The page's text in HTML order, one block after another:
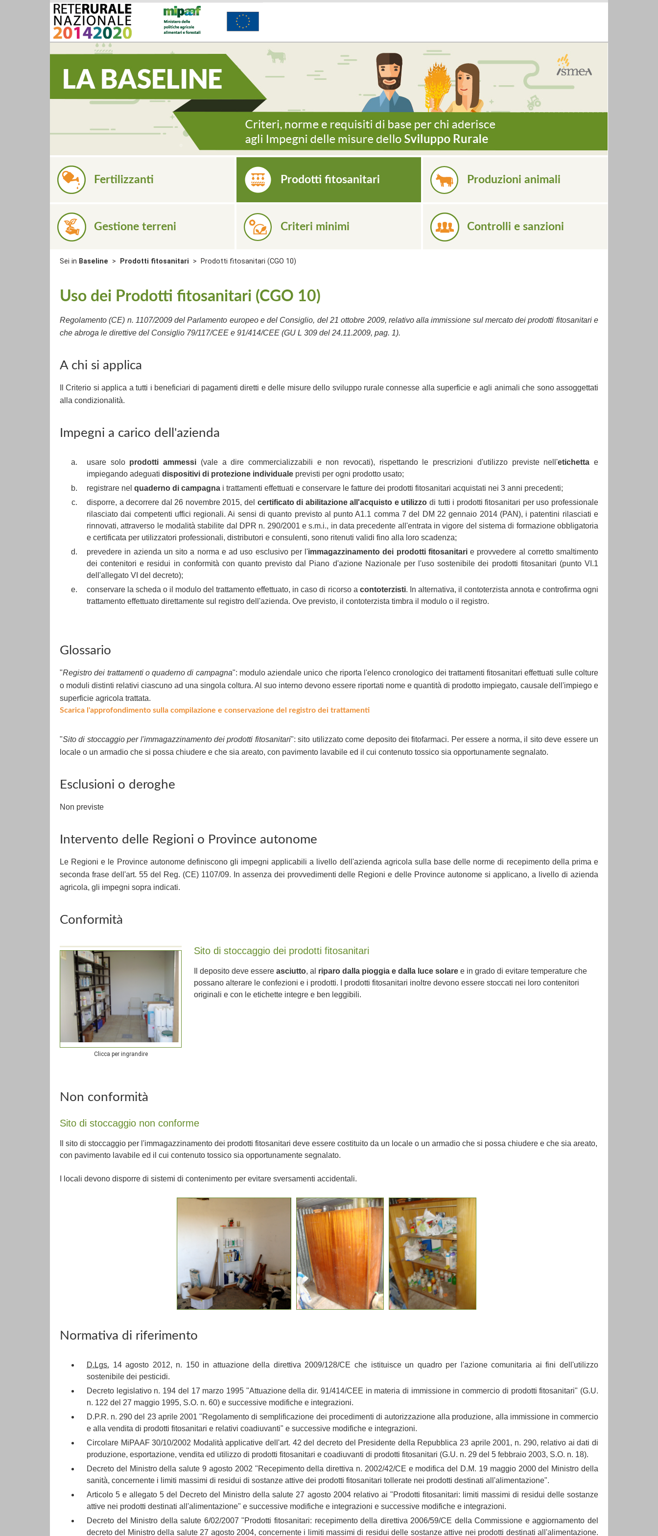
Fertilizzanti Prodotti fitosanitari Produzioni animali
Gestione terreni Criteri minimi Controlli e sanzioni
Sei in Baseline > Prodotti fitosanitari > Prodotti fitosanitari (CGO 10)
Uso dei Prodotti fitosanitari (CGO 10)
Regolamento (CE) n. 1107/2009 del Parlamento europeo e del Consiglio, del 21 ottobre 2009, relativo alla immissione sul mercato dei prodotti fitosanitari e
che abroga le direttive del Consiglio 79/117/CEE e 91/414/CEE (GU L 309 del 24.11.2009, pag. 1).
A chi si applica
Il Criterio si applica a tutti i beneficiari di pagamenti diretti e delle misure dello sviluppo rurale connesse alla superficie e agli animali che sono assoggettati
alla condizionalità.
Impegni a carico dell'azienda
usare solo prodotti ammessi (vale a dire commercializzabili e non revocati), rispettando le prescrizioni d'utilizzo previste nell'etichetta e
impiegando adeguati dispositivi di protezione individuale previsti per ogni prodotto usato;
registrare nel quaderno di campagna i trattamenti effettuati e conservare le fatture dei prodotti fitosanitari acquistati nei 3 anni precedenti;
disporre, a decorrere dal 26 novembre 2015, del certificato di abilitazione all'acquisto e utilizzo di tutti i prodotti fitosanitari per uso professionale
rilasciato dai competenti uffici regionali. Ai sensi di quanto previsto al punto A1.1 comma 7 del DM 22 gennaio 2014 (PAN), i patentini rilasciati e
rinnovati, attraverso le modalità stabilite dal DPR n. 290/2001 e s.m.i., in data precedente all'entrata in vigore del sistema di formazione obbligatoria
e certificata per utilizzatori professionali, distributori e consulenti, sono ritenuti validi fino alla loro scadenza;
prevedere in azienda un sito a norma e ad uso esclusivo per l'immagazzinamento dei prodotti fitosanitarie provvedere al corretto smaltimento
dei contenitori e residui in conformità con quanto previsto dal Piano d'azione Nazionale per l'uso sostenibile dei prodotti fitosanitari (punto VI.1
dell'allegato VI del decreto);
conservare la scheda o il modulo del trattamento effettuato, in caso di ricorso a contoterzisti. In alternativa, il contoterzista annota e controfirma ogni
trattamento effettuato direttamente sul registro dell'azienda. Ove previsto, il contoterzista timbra il modulo o il registro.
Glossario
"Registro dei trattamenti o quaderno di campagna": modulo aziendale unico che riporta l'elenco cronologico dei trattamenti fitosanitari effettuati sulle colture
o moduli distinti relativi ciascuno ad una singola coltura. Al suo interno devono essere riportati nome e quantità di prodotto impiegato, causale dell'impiego e
superficie agricola trattata.
Scarica l'approfondimento sulla compilazione e conservazione del registro dei trattamenti
"Sito di stoccaggio per l'immagazzinamento dei prodotti fitosanitari": sito utilizzato come deposito dei fitofarmaci. Per essere a norma, il sito deve essere un
locale o un armadio che si possa chiudere e che sia areato, con pavimento lavabile ed il cui contenuto tossico sia opportunamente segnalato.
Esclusioni o deroghe
Non previste
Intervento delle Regioni o Province autonome
Le Regioni e le Province autonome definiscono gli impegni applicabili a livello dell'azienda agricola sulla base delle norme di recepimento della prima e
seconda frase dell'art. 55 del Reg. (CE) 1107/09. In assenza dei provvedimenti delle Regioni e delle Province autonome si applicano, a livello di azienda
agricola, gli impegni sopra indicati.
Conformità
Clicca per ingrandire
Sito di stoccaggio dei prodotti fitosanitari
Il deposito deve essere asciutto, al riparo dalla pioggia e dalla luce solare e in grado di evitare temperature che
possano alterare le confezioni e i prodotti. I prodotti fitosanitari inoltre devono essere stoccati nei loro contenitori
originali e con le etichette integre e ben leggibili.
Non conformità
Sito di stoccaggio non conforme
Il sito di stoccaggio per l'immagazzinamento dei prodotti fitosanitari deve essere costituito da un locale o un armadio che si possa chiudere e che sia areato,
con pavimento lavabile ed il cui contenuto tossico sia opportunamente segnalato.
I locali devono disporre di sistemi di contenimento per evitare sversamenti accidentali.
Normativa di riferimento
D.Lgs. 14 agosto 2012, n. 150 in attuazione della direttiva 2009/128/CE che istituisce un quadro per l'azione comunitaria ai fini dell'utilizzo
sostenibile dei pesticidi.
Decreto legislativo n. 194 del 17 marzo 1995 "Attuazione della dir. 91/414/CEE in materia di immissione in commercio di prodotti fitosanitari" (G.U.
n. 122 del 27 maggio 1995, S.O. n. 60) e successive modifiche e integrazioni.
D.P.R. n. 290 del 23 aprile 2001 "Regolamento di semplificazione dei procedimenti di autorizzazione alla produzione, alla immissione in commercio
e alla vendita di prodotti fitosanitari e relativi coadiuvanti" e successive modifiche e integrazioni.
Circolare MiPAAF 30/10/2002 Modalità applicative dell'art. 42 del decreto del Presidente della Repubblica 23 aprile 2001, n. 290, relativo ai dati di
produzione, esportazione, vendita ed utilizzo di prodotti fitosanitari e coadiuvanti di prodotti fitosanitari (G.U. n. 29 del 5 febbraio 2003, S.O. n. 18).
Decreto del Ministro della salute 9 agosto 2002 "Recepimento della direttiva n. 2002/42/CE e modifica del D.M. 19 maggio 2000 del Ministro della
sanità, concernente i limiti massimi di residui di sostanze attive dei prodotti fitosanitari tollerate nei prodotti destinati all'alimentazione".
Articolo 5 e allegato 5 del Decreto del Ministro della salute 27 agosto 2004 relativo ai "Prodotti fitosanitari: limiti massimi di residui delle sostanze
attive nei prodotti destinati all'alimentazione" e successive modifiche e integrazioni e successive modifiche e integrazioni.
Decreto del Ministro della salute 6/02/2007 "Prodotti fitosanitari: recepimento della direttiva 2006/59/CE della Commissione e aggiornamento del
decreto del Ministro della salute 27 agosto 2004, concernente i limiti massimi di residui delle sostanze attive nei prodotti destinati all'alimentazione.